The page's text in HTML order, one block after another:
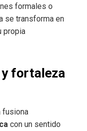
formales o
se transforma en
propia
y fortaleza
fusiona
con un sentido